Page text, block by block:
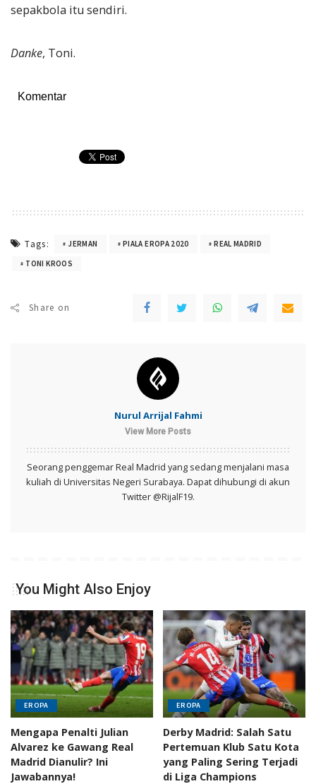
sepakbola itu sendiri.
Danke, Toni.
Komentar
Tags: JERMAN PIALA EROPA 2020
REAL MADRID
TONI KROOS
Share on
Nurul Arrijal Fahmi
View More Posts
Seorang penggemar Real Madrid yang sedang menjalani masa
kuliah di Universitas Negeri Surabaya. Dapat dihubungi di akun
Twitter @RijalF19.
You Might Also Enjoy
EROPA
Mengapa Penalti Julian
Alvarez ke Gawang Real
Madrid Dianulir? Ini
Jawabannya!
EROPA
Derby Madrid: Salah Satu
Pertemuan Klub Satu Kota
yang Paling Sering Terjadi
di Liga Champions